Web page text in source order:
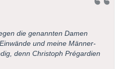
die genannten Damen
und meine Männer-
denn Christoph Prégardien